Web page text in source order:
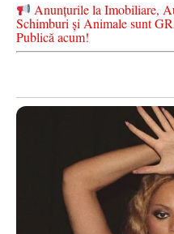
Anunțurile la Imobiliare,
Schimburi și Animale sunt
Publică acum!